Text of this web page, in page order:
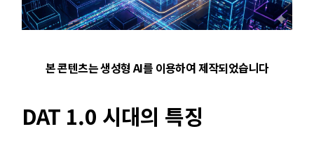
본 콘텐츠는 생성형 AI를 이용하여 제작되었습니다
DAT 1.0 시대의 특징